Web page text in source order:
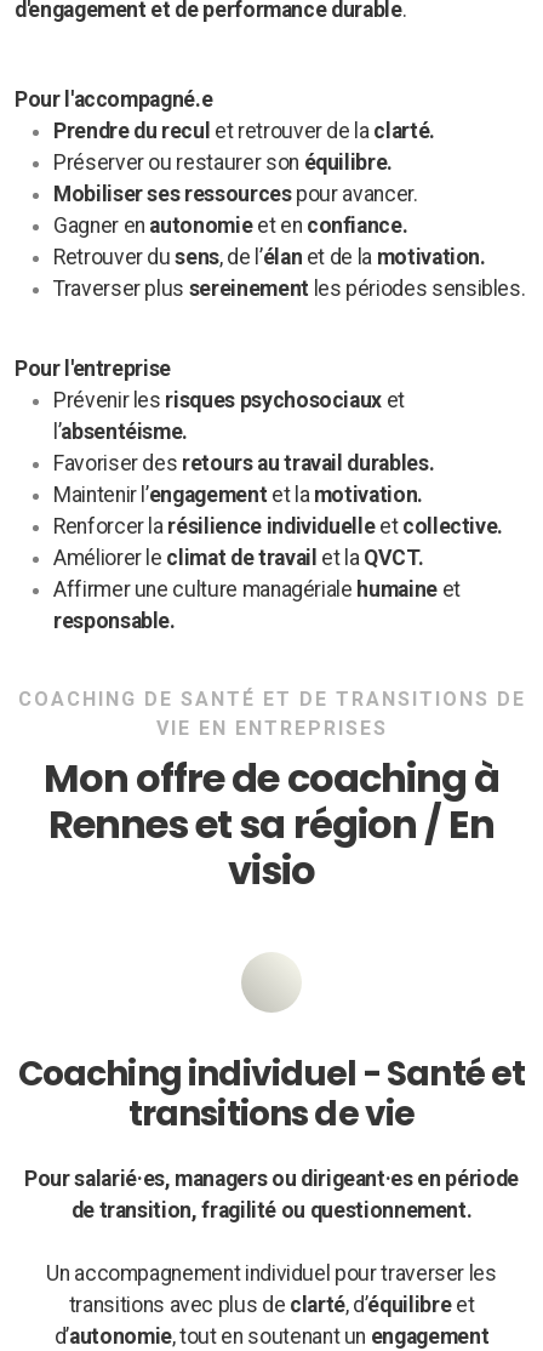
d'engagement et de performance durable.
Pour l'accompagné.e
Prendre du recul et retrouver de la clarté.
Préserver ou restaurer son équilibre.
Mobiliser ses ressources pour avancer.
Gagner en autonomieet en confiance.
Retrouver dusens, de l’élan et de la motivation.
Traverser plus sereinement les périodes sensibles.
Pour l'entreprise
Prévenir les risques psychosociaux et
l’absentéisme.
Favoriser des retours au travail durables.
Maintenir l’engagement et la motivation.
Renforcer la résilience individuelleet collective.
Améliorer le climat de travail et la QVCT.
Affirmer une culture managériale humaineet
responsable.
COACHING DE SANTÉ ET DE TRANSITIONS DE
VIE EN ENTREPRISES
Mon offre de coaching à
Rennes et sa région / En
visio
Coaching individuel - Santé et
transitions de vie
Pour salarié·es, managers ou dirigeant·es en période
de transition, fragilité ou questionnement.
Un accompagnement individuel pour traverser les
transitions avec plus de clarté, d’équilibreet
d’autonomie, tout en soutenant un engagement